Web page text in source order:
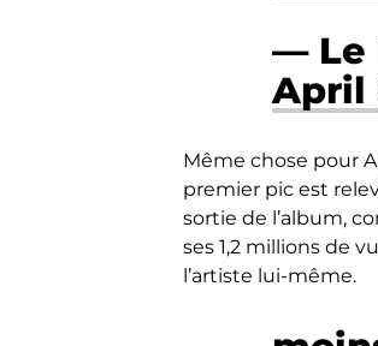
— Le
April
Même chose pour
premier pic est
sortie de l’album,
ses 1,2 millions de
l’artiste lui-même.